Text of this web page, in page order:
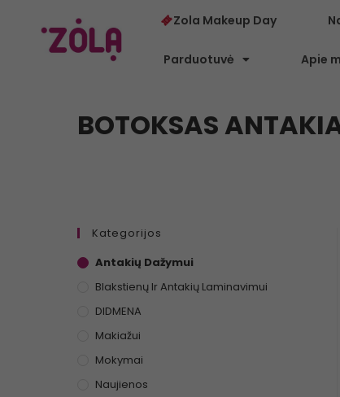
Zola Makeup Day
Parduotuvė Apie
BOTOKSAS
Kategorijos
Antakių Dažymui
Blakstienų Ir Antakių Laminavimui
DIDMENA
Makiažui
Mokymai
Naujienos